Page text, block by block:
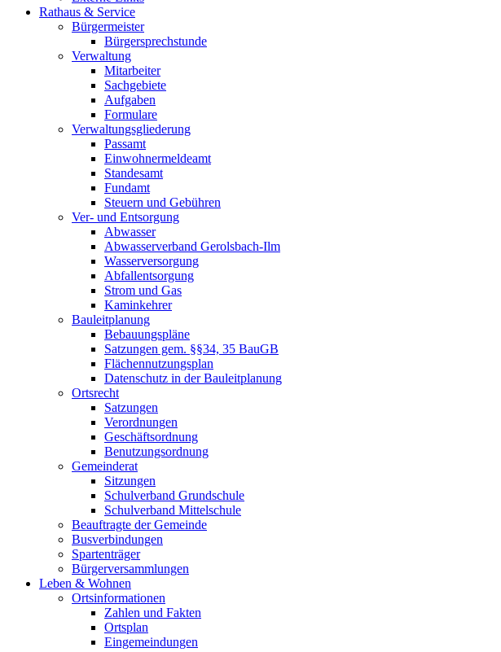
Rathaus & Service
Bürgermeister
Bürgersprechstunde
Verwaltung
Mitarbeiter
Sachgebiete
Aufgaben
Formulare
Verwaltungsgliederung
Passamt
Einwohnermeldeamt
Standesamt
Fundamt
Steuern und Gebühren
Ver- und Entsorgung
Abwasser
Abwasserverband Gerolsbach-Ilm
Wasserversorgung
Abfallentsorgung
Strom und Gas
Kaminkehrer
Bauleitplanung
Bebauungspläne
Satzungen gem. §§34, 35 BauGB
Flächennutzungsplan
Datenschutz in der Bauleitplanung
Ortsrecht
Satzungen
Verordnungen
Geschäftsordnung
Benutzungsordnung
Gemeinderat
Sitzungen
Schulverband Grundschule
Schulverband Mittelschule
Beauftragte der Gemeinde
Busverbindungen
Spartenträger
Bürgerversammlungen
Leben & Wohnen
Ortsinformationen
Zahlen und Fakten
Ortsplan
Eingemeindungen